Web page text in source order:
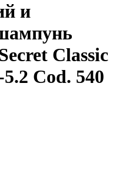
и
Classic
Cod. 540